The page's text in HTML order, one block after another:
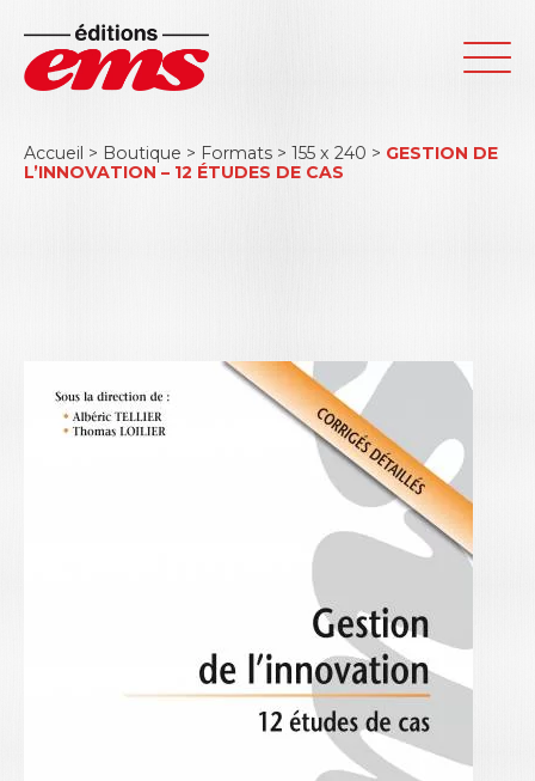
Accueil > Boutique > Formats > 155 x 240 > GESTION DE
L’INNOVATION – 12 ÉTUDES DE CAS